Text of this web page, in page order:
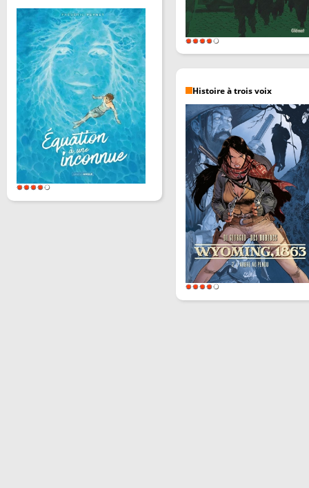
Histoire à trois voix